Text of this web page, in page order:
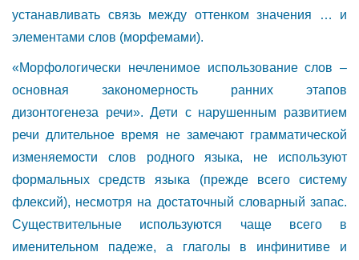
устанавливать связь между оттенком значения … и
элементами слов (морфемами).
«Морфологически нечленимое использование слов –
основная закономерность ранних этапов
дизонтогенеза речи». Дети с нарушенным развитием
речи длительное время не замечают грамматической
изменяемости слов родного языка, не используют
формальных средств языка (прежде всего систему
флексий), несмотря на достаточный словарный запас.
Существительные используются чаще всего в
именительном падеже, а глаголы в инфинитиве и